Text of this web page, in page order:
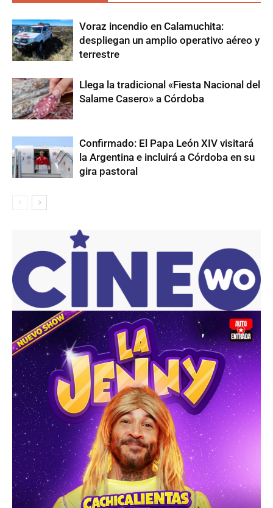
Voraz incendio en Calamuchita:
despliegan un amplio operativo aéreo y
terrestre
Llega la tradicional «Fiesta Nacional del
Salame Casero» a Córdoba
Confirmado: El Papa León XIV visitará
la Argentina e incluirá a Córdoba en su
gira pastoral